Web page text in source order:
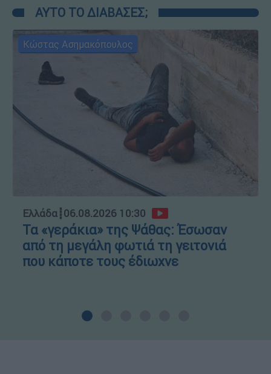
ΑΥΤΟ ΤΟ ΔΙΑΒΑΣΕΣ;
Κώστας Ασημακόπουλος
Ελλάδα┋06.08.2026 10:30
Τα «γεράκια» της Ψάθας: Έσωσαν
από τη μεγάλη φωτιά τη γειτονιά
που κάποτε τους έδιωχνε